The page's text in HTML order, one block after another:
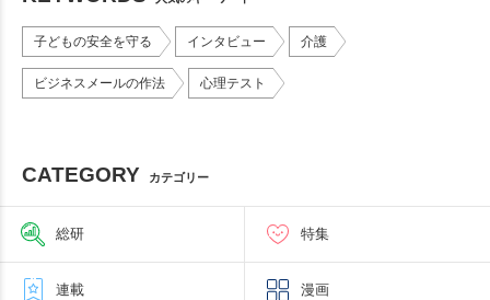
子どもの安全を守る インタビュー 介護
ビジネスメールの作法 心理テスト
CATEGORY カテゴリー
総研 特集
連載 漫画